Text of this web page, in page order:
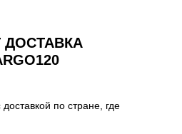
ДОСТАВКА
по стране, где